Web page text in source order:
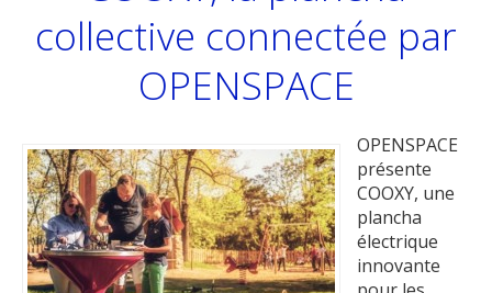
collective connectée par
OPENSPACE
OPENSPACE
présente
COOXY, une
plancha
électrique
innovante